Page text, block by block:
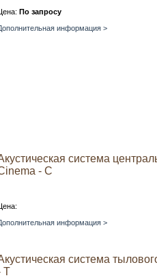
По запросу
информация >
система
- C
информация >
система
T